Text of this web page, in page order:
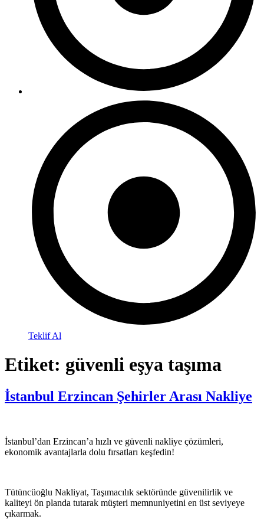
Teklif Al
Etiket: güvenli eşya taşıma
İstanbul Erzincan Şehirler Arası Nakliye
İstanbul’dan Erzincan’a hızlı ve güvenli nakliye çözümleri,
ekonomik avantajlarla dolu fırsatları keşfedin!
Tütüncüoğlu Nakliyat, Taşımacılık sektöründe güvenilirlik ve
kaliteyi ön planda tutarak müşteri memnuniyetini en üst seviyeye
çıkarmak.